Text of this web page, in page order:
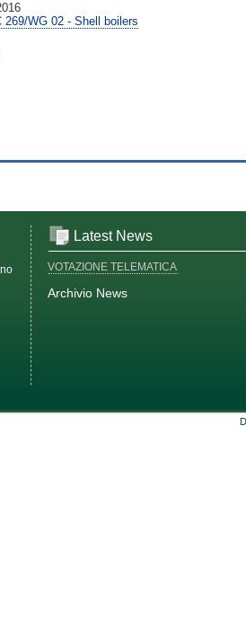
269/WG 02 - Shell boilers
Latest News
VOTAZIONE TELEMATICA
Archivio News